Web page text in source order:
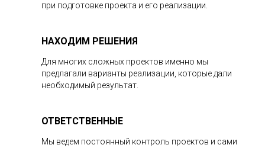
при подготовке проекта и его реализации.
НАХОДИМ РЕШЕНИЯ
Для многих сложных проектов именно мы
предлагали варианты реализации, которые дали
необходимый результат.
ОТВЕТСТВЕННЫЕ
Мы ведем постоянный контроль проектов и сами